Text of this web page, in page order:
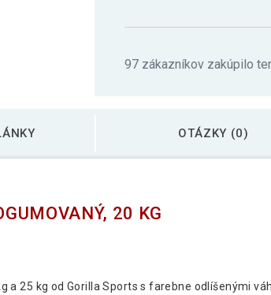
97 zákazníkov zakúpilo
OTÁZKY (0)
20 KG
a 25 kg od Gorilla Sports s farebne odlíšenými